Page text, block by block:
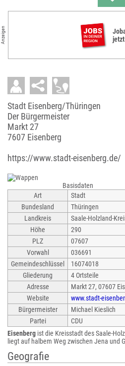
Anzeigen
Stadt Eisenberg/Thüringen
Der Bürgermeister
Markt 27
7607 Eisenberg
https://www.stadt-eisenberg.de/
Basisdaten
Art
Stadt
Bundesland
Thüringen
Landkreis
Saale-Holzland-
Höhe
290
PLZ
07607
Vorwahl
036691
Gemeindeschlüssel
16074018
Gliederung
4 Ortsteile
Adresse
Markt 27, 07607
Website
www.stadt-
Bürgermeister
Michael Kieslich
Partei
CDU
Eisenberg ist die Kreisstadt des Saale-
liegt auf halbem Weg zwischen Jena und
Geografie